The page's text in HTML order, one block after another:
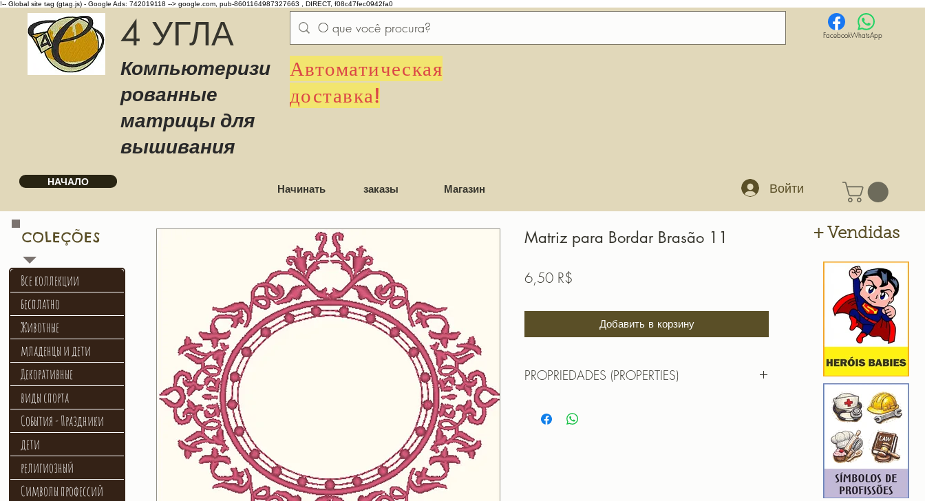
!-- Global site tag (gtag.js) - Google Ads: 742019118 --> google.com, pub-8601164987327663 , DIRECT, f08c47fec0942fa0
4 УГЛА
Компьютеризи
рованные
матрицы для
вышивания
Автоматическая
доставка!
FacebookWhatsApp
НАЧАЛО
Начинать заказы Магазин Войти
Matriz para Bordar Brasão 11
6,50 R$
Добавить в корзину
PROPRIEDADES (PROPERTIES)
TAMANHO (SIZE) : 9,7cm X9,4cm
Все коллекции
бесплатно
Животные
младенцы и дети
Декоративные
виды спорта
События - Праздники
дети
религиозный
Символы профессий
COLEÇÕES + Vendidas